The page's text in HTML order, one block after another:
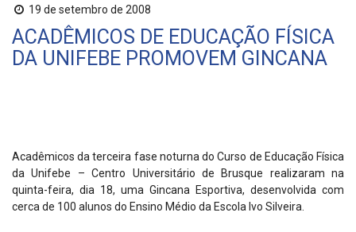
19 de setembro de 2008
ACADÊMICOS DE EDUCAÇÃO FÍSICA
DA UNIFEBE PROMOVEM GINCANA
Acadêmicos da terceira fase noturna do Curso de Educação Física
da Unifebe – Centro Universitário de Brusque realizaram na
quinta-feira, dia 18, uma Gincana Esportiva, desenvolvida com
cerca de 100 alunos do Ensino Médio da Escola Ivo Silveira.